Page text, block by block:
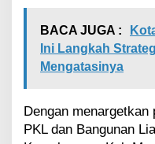
n
g
K
i
L
BACA JUGA :
Ini Langkah
Mengatasinya
Dengan
PKL dan Bangunan